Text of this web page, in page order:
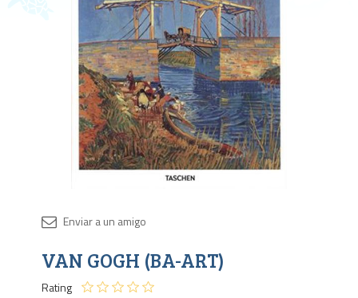
VAN GOGH (BA-ART)
Rating